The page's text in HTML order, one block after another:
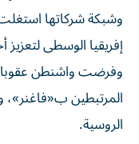
وشبكة شركاتها
إفريقيا الوسطى
وفرضت واشنطن
المرتبطين
الروسية.